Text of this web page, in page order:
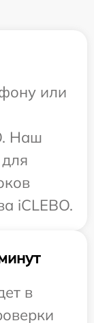
или
Наш
iCLEBO.
в